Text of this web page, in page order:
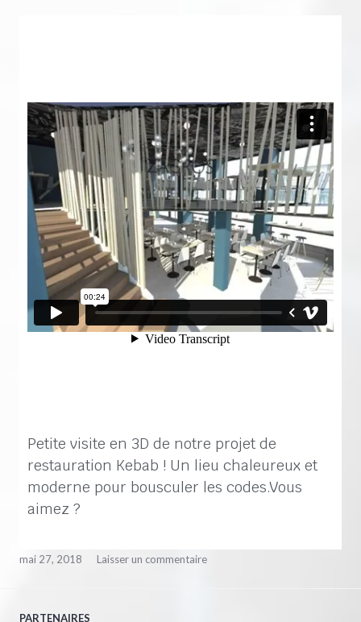
Petite visite en 3D de notre projet de
restauration Kebab ! Un lieu chaleureux et
moderne pour bousculer les codes.Vous
aimez ?
mai 27, 2018 Laisser un commentaire
PARTENAIRES